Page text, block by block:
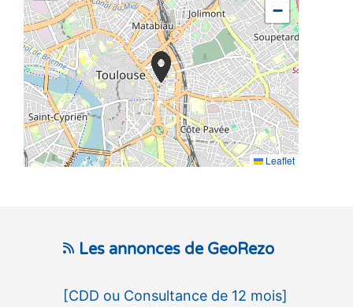
−
Leaflet
Les annonces de GeoRezo
[CDD ou Consultance de 12 mois]